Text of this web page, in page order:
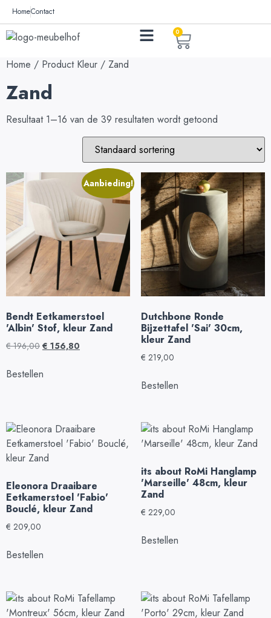
HomeContact
0
Home / Product Kleur / Zand
Zand
Resultaat 1–16 van de 39 resultaten wordt getoond
Aanbieding!
Bendt Eetkamerstoel
'Albin' Stof, kleur Zand
€196,00 € 156,80
Bestellen
Dutchbone Ronde
Bijzettafel 'Sai' 30cm,
kleur Zand
€ 219,00
Bestellen
Eleonora Draaibare
Eetkamerstoel 'Fabio'
Bouclé, kleur Zand
€ 209,00
Bestellen
its about RoMi Hanglamp
'Marseille' 48cm, kleur
Zand
€ 229,00
Bestellen